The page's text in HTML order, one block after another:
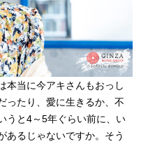
本当に今アキさんもおっし
ったり、愛に生きるか、不
うと4～5年ぐらい前に、い
あるじゃないですか。そう